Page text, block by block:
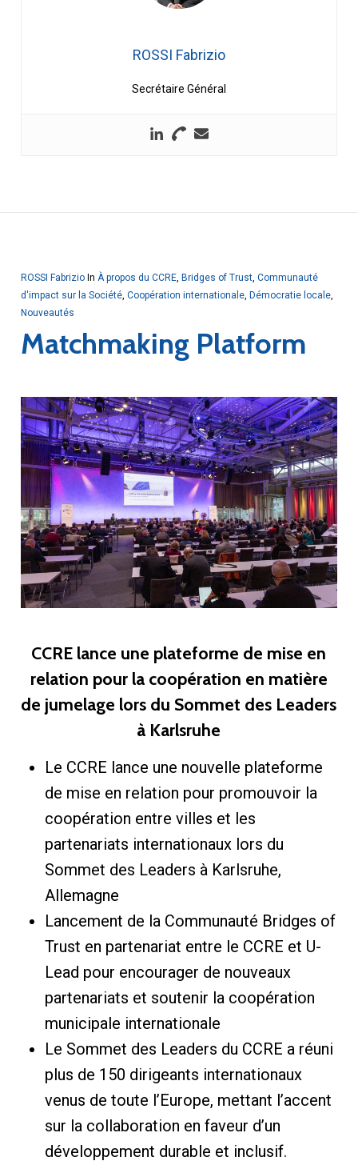
ROSSI Fabrizio
Secrétaire Général
ROSSI Fabrizio In À propos du CCRE, Bridges of Trust, Communauté
d'impact sur la Société, Coopération internationale, Démocratie locale,
Nouveautés
Matchmaking Platform
CCRE lance une plateforme de mise en
relation pour la coopération en matière
de jumelage lors du Sommet des Leaders
à Karlsruhe
Le CCRE lance une nouvelle plateforme
de mise en relation pour promouvoir la
coopération entre villes et les
partenariats internationaux lors du
Sommet des Leaders à Karlsruhe,
Allemagne
Lancement de la Communauté Bridges of
Trust en partenariat entre le CCRE et U-
Lead pour encourager de nouveaux
partenariats et soutenir la coopération
municipale internationale
Le Sommet des Leaders du CCRE a réuni
plus de 150 dirigeants internationaux
venus de toute l’Europe, mettant l’accent
sur la collaboration en faveur d’un
développement durable et inclusif.